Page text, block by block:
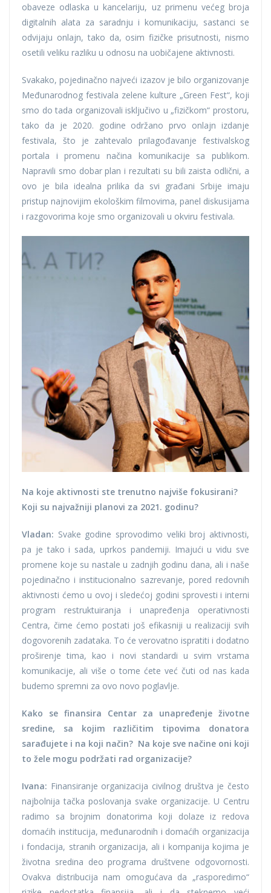
obaveze odlaska u kancelariju, uz primenu većeg broja
digitalnih alata za saradnju i komunikaciju, sastanci se
odvijaju onlajn, tako da, osim fizičke prisutnosti, nismo
osetili veliku razliku u odnosu na uobičajene aktivnosti.
Svakako, pojedinačno najveći izazov je bilo organizovanje
Međunarodnog festivala zelene kulture „Green Fest“, koji
smo do tada organizovali isključivo u „fizičkom“ prostoru,
tako da je 2020. godine održano prvo onlajn izdanje
festivala, što je zahtevalo prilagođavanje festivalskog
portala i promenu načina komunikacije sa publikom.
Napravili smo dobar plan i rezultati su bili zaista odlični, a
ovo je bila idealna prilika da svi građani Srbije imaju
pristup najnovijim ekološkim filmovima, panel diskusijama
i razgovorima koje smo organizovali u okviru festivala.
Na koje aktivnosti ste trenutno najviše fokusirani?
Koji su najvažniji planovi za 2021. godinu?
Vladan: Svake godine sprovodimo veliki broj aktivnosti,
pa je tako i sada, uprkos pandemiji. Imajući u vidu sve
promene koje su nastale u zadnjih godinu dana, ali i naše
pojedinačno i institucionalno sazrevanje, pored redovnih
aktivnosti ćemo u ovoj i sledećoj godini sprovesti i interni
program restruktuiranja i unapređenja operativnosti
Centra, čime ćemo postati još efikasniji u realizaciji svih
dogovorenih zadataka. To će verovatno ispratiti i dodatno
proširenje tima, kao i novi standardi u svim vrstama
komunikacije, ali više o tome ćete već čuti od nas kada
budemo spremni za ovo novo poglavlje.
Kako se finansira Centar za unapređenje životne
sredine, sa kojim različitim tipovima donatora
sarađujete i na koji način? Na koje sve načine oni koji
to žele mogu podržati rad organizacije?
Ivana: Finansiranje organizacija civilnog društva je često
najbolnija tačka poslovanja svake organizacije. U Centru
radimo sa brojnim donatorima koji dolaze iz redova
domaćih institucija, međunarodnih i domaćih organizacija
i fondacija, stranih organizacija, ali i kompanija kojima je
životna sredina deo programa društvene odgovornosti.
Ovakva distribucija nam omogućava da „rasporedimo“